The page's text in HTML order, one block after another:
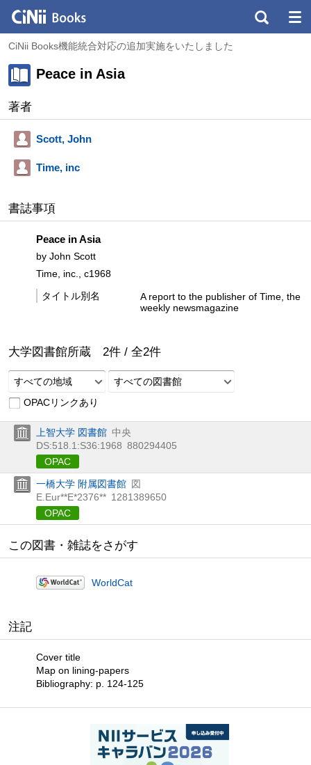
CiNii Books機能統合対応の追加実施をいたしました
Peace in Asia
著者
Scott, John
Time, inc
書誌事項
Peace in Asia
by John Scott
Time, inc., c1968
タイトル別名
A report to the publisher of Time, the
weekly newsmagazine
大学図書館所蔵 2件 / 全2件
すべての地域
すべての図書館
OPACリンクあり
上智大学 図書館 中央
DS:518.1:S36:1968 880294405
OPAC
一橋大学 附属図書館 図
E.Eur**E*2376** 1281389650
OPAC
この図書・雑誌をさがす
WorldCat
注記
Cover title
Map on lining-papers
Bibliography: p. 124-125